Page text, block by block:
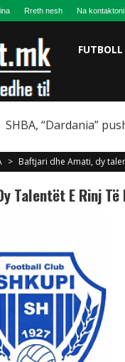
Rreth nesh Na kontaktoni
FUTBOLL
SHBA, “Dardania”
> Baftjari dhe Amati, dy
Talentët E Rinj